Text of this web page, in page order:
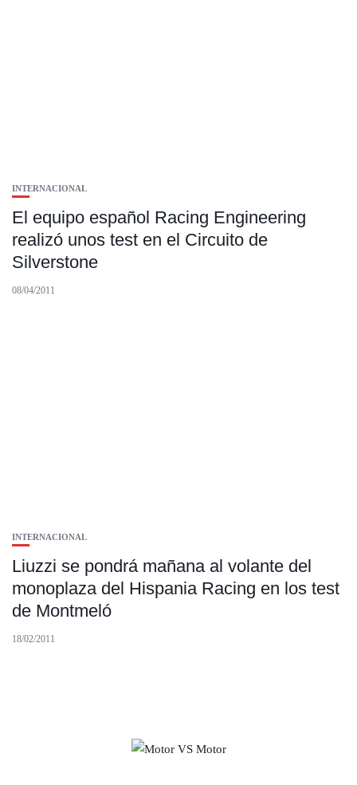
INTERNACIONAL
El equipo español Racing Engineering
realizó unos test en el Circuito de
Silverstone
08/04/2011
INTERNACIONAL
Liuzzi se pondrá mañana al volante del
monoplaza del Hispania Racing en los test
de Montmeló
18/02/2011